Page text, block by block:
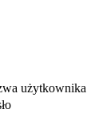
użytkownika